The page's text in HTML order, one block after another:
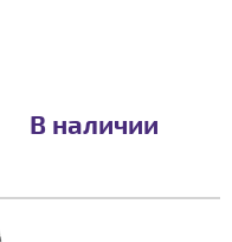
В наличии